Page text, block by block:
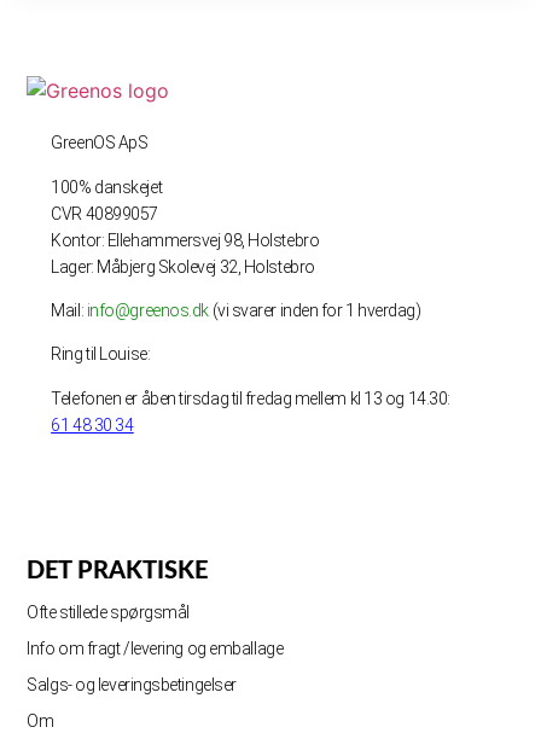
GreenOS ApS
100% danskejet
CVR 40899057
Kontor: Ellehammersvej 98, Holstebro
Lager: Måbjerg Skolevej 32, Holstebro
Mail: info@greenos.dk (vi svarer inden for 1 hverdag)
Ring til Louise:
Telefonen er åben tirsdag til fredag mellem kl 13 og 14.30:
61 48 30 34
DET PRAKTISKE
Ofte stillede spørgsmål
Info om fragt /levering og emballage
Salgs- og leveringsbetingelser
Om